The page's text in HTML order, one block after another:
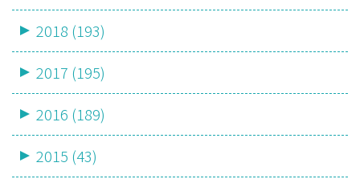
2018 (193)
2017 (195)
2016 (189)
2015 (43)